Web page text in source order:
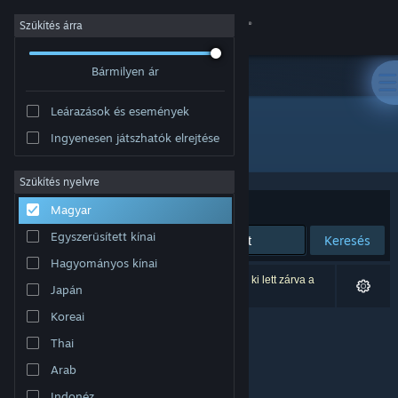
Bejelentkezés
Névjegy
Támogatás
Nyelvváltás
A Steam mobilalkalmazás beszerzése
Asztali weboldalra váltás
Szűkítés árra
Bármilyen ár
Leárazások és események
Ingyenesen játszhatók elrejtése
Szűkítés nyelvre
Magyar
Egyszerűsített kínai
Hagyományos kínai
Japán
Koreai
Thai
Arab
Fejlesztő: Jon Sudbury Games
Rendezés Relevancia
Keresés
0 eredmény felel meg a keresésednek. 1 termék ki lett zárva a
beállításaid alapján.